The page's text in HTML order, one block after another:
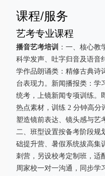
课程/服务
艺考专业课程
播音艺考培训
：一、核心教
科学发声、吐字归音及语音
学作品朗诵类：精修古典诗
台表现力。新闻播报类：学
统考，上镜新闻专项训练。
热点素材，训练 2 分钟高分
塑造镜前表达、镜头感与艺
二、班型设置按备考阶段规
础提升营、暑假系统拔高集
刺营，另设校考定制班，适
周家校一对一沟通，同步学